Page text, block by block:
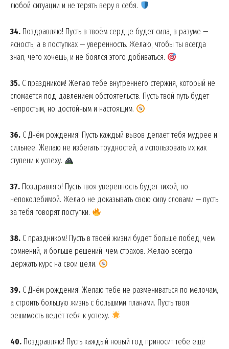
Company
Contact us
My account
любой ситуации и не терять веру в себя.
34. Поздравляю! Пусть в твоём сердце будет сила, в разуме —
ясность, а в поступках — уверенность. Желаю, чтобы ты всегда
знал, чего хочешь, и не боялся этого добиваться.
35. С праздником! Желаю тебе внутреннего стержня, который не
сломается под давлением обстоятельств. Пусть твой путь будет
непростым, но достойным и настоящим.
36. С Днём рождения! Пусть каждый вызов делает тебя мудрее и
сильнее. Желаю не избегать трудностей, а использовать их как
ступени к успеху.
37. Поздравляю! Пусть твоя уверенность будет тихой, но
непоколебимой. Желаю не доказывать свою силу словами — пусть
за тебя говорят поступки.
38. С праздником! Пусть в твоей жизни будет больше побед, чем
сомнений, и больше решений, чем страхов. Желаю всегда
держать курс на свои цели.
39. С Днём рождения! Желаю тебе не размениваться по мелочам,
а строить большую жизнь с большими планами. Пусть твоя
решимость ведёт тебя к успеху.
40. Поздравляю! Пусть каждый новый год приносит тебе ещё